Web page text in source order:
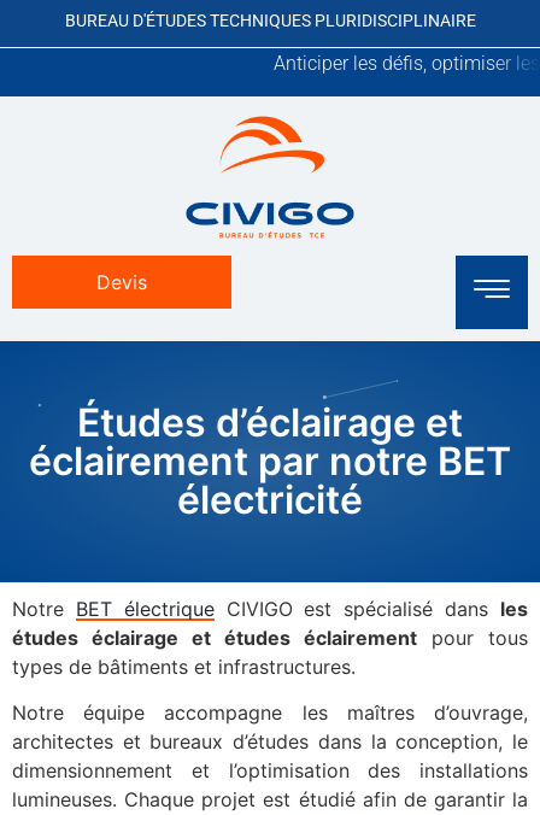
BUREAU D'ÉTUDES TECHNIQUES PLURIDISCIPLINAIRE
Anticiper les défis, optimiser les
Devis
Études d’éclairage et
éclairement par notre BET
électricité
Notre BET électriqueCIVIGO est spécialisé dans les
études éclairage et études éclairement pour tous
types de bâtiments et infrastructures.
Notre équipe accompagne les maîtres d’ouvrage,
architectes et bureaux d’études dans la conception, le
dimensionnement et l’optimisation des installations
lumineuses. Chaque projet est étudié afin de garantir la